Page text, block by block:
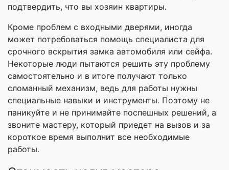
подтвердить, что вы хозяин квартиры.
Кроме проблем с входными дверями, иногда
может потребоваться помощь специалиста для
срочного вскрытия замка автомобиля или сейфа.
Некоторые люди пытаются решить эту проблему
самостоятельно и в итоге получают только
сломанный механизм, ведь для работы нужны
специальные навыки и инструменты. Поэтому не
паникуйте и не принимайте поспешных решений, а
звоните мастеру, который приедет на вызов и за
короткое время выполнит все необходимые
работы.